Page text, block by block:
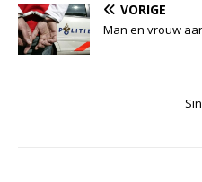
VORIGE
Man en vrouw